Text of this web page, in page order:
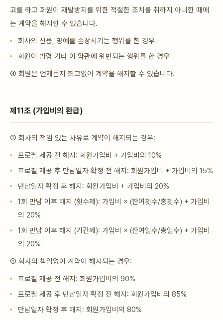
고를 하고 회원이 재발방지를 위한 적절한 조치를 취하지 아니한 때에
는 계약을 해지할 수 있습니다.
회사의 신용, 명예를 손상시키는 행위를 한 경우
회원이 법령 기타 이 약관에 위반되는 행위를 한 경우
④ 회원은 언제든지 최고없이 계약을 해지할 수 있습니다.
제11조 (가입비의 환급)
① 회사의 책임 있는 사유로 계약이 해지되는 경우:
프로필 제공 전 해지: 회원가입비 + 가입비의 10%
프로필 제공 후 만남일자 확정 전 해지: 회원가입비 + 가입비의 15%
만남일자 확정 후 해지: 회원가입비 + 가입비의 20%
1회 만남 이후 해지 (횟수제): 가입비 × (잔여횟수/총횟수) + 가입비
의 20%
1회 만남 이후 해지 (기간제): 가입비 × (잔여일수/총일수) + 가입비
의 20%
② 회사의 책임없이 계약이 해지되는 경우:
프로필 제공 전 해지: 회원가입비의 90%
프로필 제공 후 만남일자 확정 전 해지: 회원가입비의 85%
만남일자 확정 후 해지: 회원가입비의 80%